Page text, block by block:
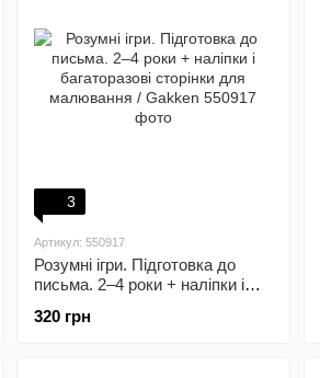
3
Артикул: 550917
Розумні ігри. Підготовка до
письма. 2–4 роки + наліпки і
малювання / Gakken
320 грн